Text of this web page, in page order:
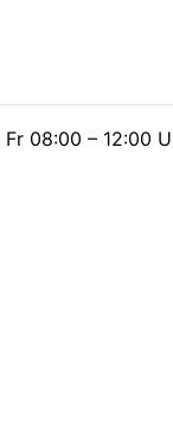
08:00 – 12:00